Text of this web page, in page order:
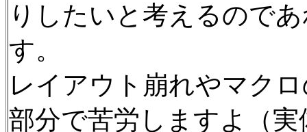
りしたいと考えるので
す。
レイアウト崩れやマク
部分で苦労しますよ（実